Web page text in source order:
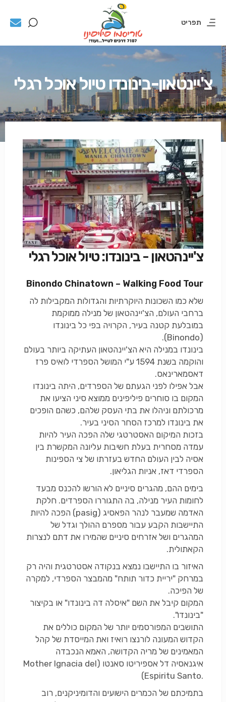
תפריט
צ'יינטאון-בינונדו טיול אוכל רגלי
צ'יינהטאון - בינונדו: טיול אוכל רגלי
Binondo Chinatown – Walking Food Tour
שלא כמו השכונות היוקרתיות והגדולות המקבילות לה
ברחבי העולם, הצ'יינהטאון של מנילה ממוקמת
במובלעת קטנה בעיר, הקרויה בפי כל בינונדו
(
Binondo
).
בינונדו במנילה היא הצ'יינהטאון העתיקה ביותר בעולם
והוקמה בשנת 1594 ע"י המושל הספרדי לואיס פרז
דאסמארינאס.
אבל אפילו לפני הגעתם של הספרדים, היתה בינונדו
המקום בו סוחרים פיליפינים ממוצא סיני הציעו את
מרכולתם וניהלו את בתי העסק שלהם, כשהם הופכים
את בינונדו למרכז הסחר הסיני בעיר.
בזכות המיקום האסטרטגי שלה הפכה העיר להיות
עמדה מסחרית בעלת חשיבות עליונה המקשרת בין
אסיה לבין העולם החדש בעזרתו של צי הספינות
הספרדי דאז, אניות הגליאון.
בימים ההם, מהגרים סיניים לא הורשו להכנס מבעד
לחומות העיר מנילה, בה התגוררו הספרדים. חלקת
האדמה שמעבר לנהר הפאסיג (pasig) הפכה להיות
התיישבות הקבע עבור מספרם ההולך וגדל של
המהגרים ושל אזרחים סיניים שהמירו את דתם לנצרות
הקאתולית.
האיזור בו התיישבו נמצא בנקודה אסטרטגית והיה רק
במרחק "יריית כדור תותח" מהמבצר הספרדי, למקרה
של הפיכה.
המקום קיבל את השם "איסלה דה בינונדו" או בקיצור
"בינונדו".
התושבים המפורסמים יותר של המקום כוללים את
הקדוש המעונה לורנצו רואיז ואת המייסדת של קהל
המאמינים של מריה הקדושה, האמא הנכבדה
איגנאסיה דל אספיריטו סאנטו (Mother Ignacia del
Espiritu Santo.
)
בתמיכתם של הכמרים הישועים והדומיניקנים, רוב